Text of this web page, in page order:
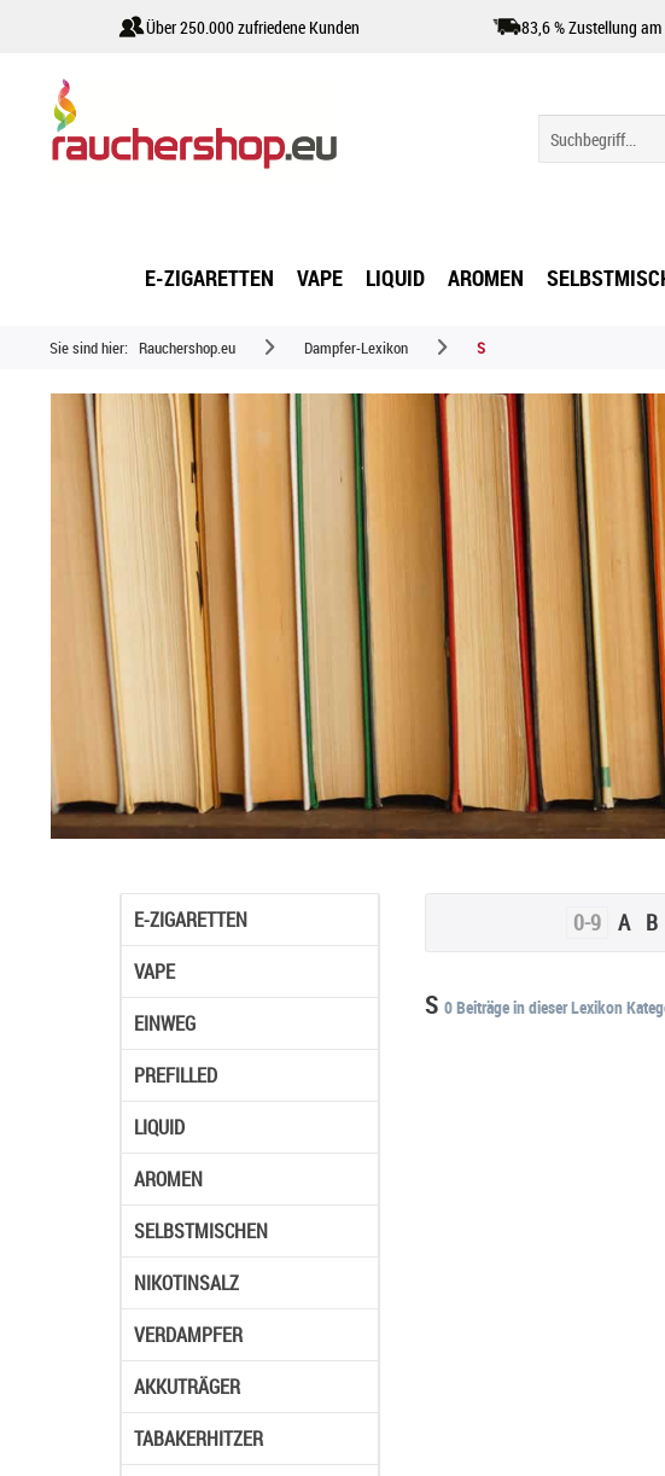
Über 250.000 zufriedene Kunden 83,6 % Zustellung
E-ZIGARETTEN VAPE LIQUID AROMEN
Sie sind hier: Rauchershop.eu Dampfer-Lexikon S
E-ZIGARETTEN
VAPE
EINWEG
PREFILLED
LIQUID
AROMEN
SELBSTMISCHEN
NIKOTINSALZ
VERDAMPFER
AKKUTRÄGER
TABAKERHITZER
0-9 A B
S 0 Beiträge in dieser Lexikon